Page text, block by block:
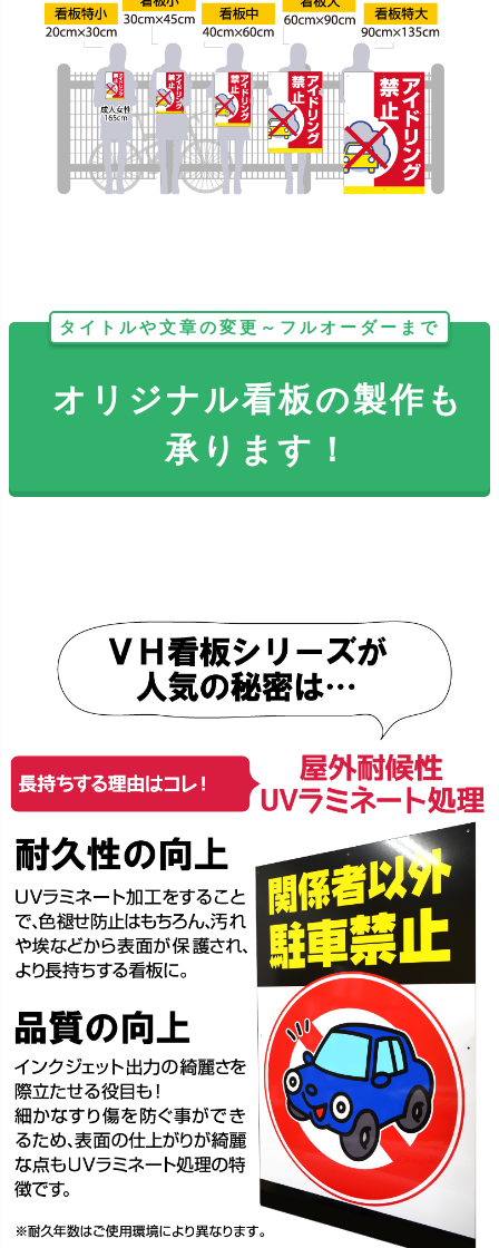
タイトルや文章の変更～フルオーダーまで
オリジナル看板の製作も
承ります！